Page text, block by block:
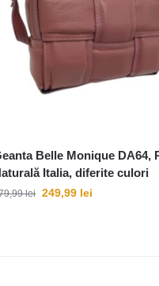
Belle Monique DA64,
Italia, diferite culori
lei 249,99 lei